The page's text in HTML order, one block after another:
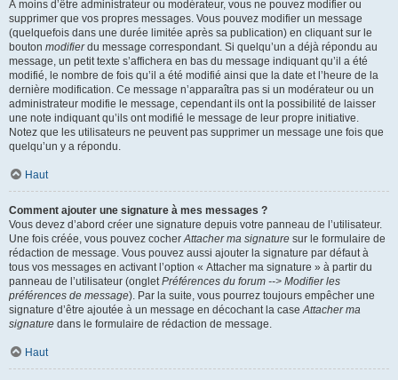
À moins d’être administrateur ou modérateur, vous ne pouvez modifier ou
supprimer que vos propres messages. Vous pouvez modifier un message
(quelquefois dans une durée limitée après sa publication) en cliquant sur le
bouton modifierdu message correspondant. Si quelqu’un a déjà répondu au
message, un petit texte s’affichera en bas du message indiquant qu’il a été
modifié, le nombre de fois qu’il a été modifié ainsi que la date et l’heure de la
dernière modification. Ce message n’apparaîtra pas si un modérateur ou un
administrateur modifie le message, cependant ils ont la possibilité de laisser
une note indiquant qu’ils ont modifié le message de leur propre initiative.
Notez que les utilisateurs ne peuvent pas supprimer un message une fois que
quelqu’un y a répondu.
Haut
Comment ajouter une signature à mes messages ?
Vous devez d’abord créer une signature depuis votre panneau de l’utilisateur.
Une fois créée, vous pouvez cocherAttacher ma signature sur le formulaire de
rédaction de message. Vous pouvez aussi ajouter la signature par défaut à
tous vos messages en activant l’option « Attacher ma signature » à partir du
panneau de l’utilisateur (ongletPréférences du forum --> Modifier les
préférences de message). Par la suite, vous pourrez toujours empêcher une
signature d’être ajoutée à un message en décochant la caseAttacher ma
signature dans le formulaire de rédaction de message.
Haut